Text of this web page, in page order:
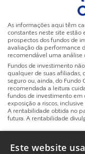
As informações aqui têm
constantes neste site estão
prospectos dos fundos de
avaliação da performance
recomendável uma análise
Fundos de investimento
qualquer de suas afiliadas,
seguro ou, ainda, do Fundo
recomendada a leitura
fundos de investimento em
exposição a riscos,
A rentabilidade obtida no
futura. A rentabilidade
Politicas de
Este website